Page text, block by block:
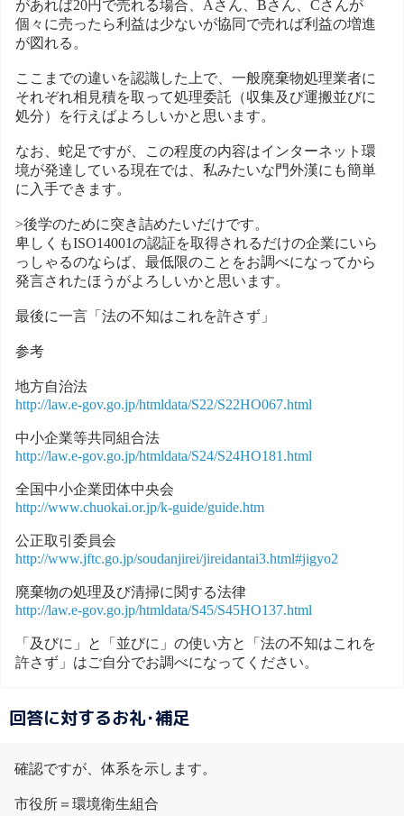
があれば20円で売れる場合、Aさん、Bさん、Cさんが
個々に売ったら利益は少ないが協同で売れば利益の増進
が図れる。
ここまでの違いを認識した上で、一般廃棄物処理業者に
それぞれ相見積を取って処理委託（収集及び運搬並びに
処分）を行えばよろしいかと思います。
なお、蛇足ですが、この程度の内容はインターネット環
境が発達している現在では、私みたいな門外漢にも簡単
に入手できます。
>後学のために突き詰めたいだけです。
卑しくもISO14001の認証を取得されるだけの企業にいら
っしゃるのならば、最低限のことをお調べになってから
発言されたほうがよろしいかと思います。
最後に一言「法の不知はこれを許さず」
参考
地方自治法
http://law.e-gov.go.jp/htmldata/S22/S22HO067.html
中小企業等共同組合法
http://law.e-gov.go.jp/htmldata/S24/S24HO181.html
全国中小企業団体中央会
http://www.chuokai.or.jp/k-guide/guide.htm
公正取引委員会
http://www.jftc.go.jp/soudanjirei/jireidantai3.html#jigyo2
廃棄物の処理及び清掃に関する法律
http://law.e-gov.go.jp/htmldata/S45/S45HO137.html
「及びに」と「並びに」の使い方と「法の不知はこれを
許さず」はご自分でお調べになってください。
回答に対するお礼･補足
確認ですが、体系を示します。
市役所＝環境衛生組合